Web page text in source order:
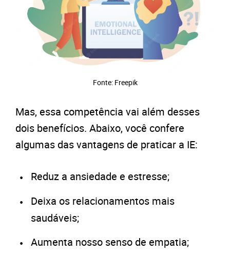
Fonte: Freepik
Mas, essa competência vai além desses
dois benefícios. Abaixo, você confere
algumas das vantagens de praticar a IE:
Reduz a ansiedade e estresse;
Deixa os relacionamentos mais
saudáveis;
Aumenta nosso senso de empatia;